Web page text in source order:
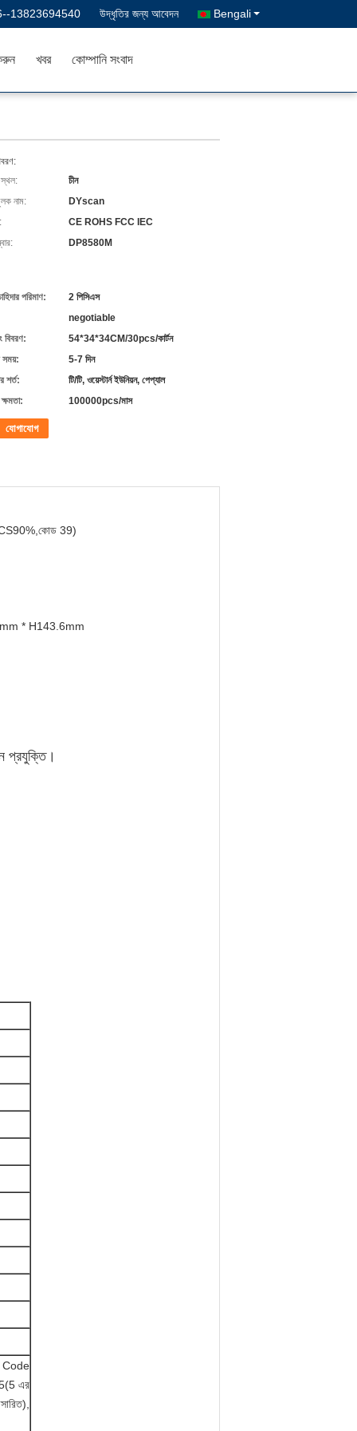
13823694540 উদ্ধৃতির জন্য আবেদন Bengali
খবর কোম্পানি সংবাদ
স্থল:
চীন
নাম:
DYscan
CE ROHS FCC IEC
DP8580M
পরিমাণ:
2 পিসিএস
negotiable
বিবরণ:
54*34*34CM/30pcs/কার্টন
সময়:
5-7 দিন
শর্ত:
টি/টি, ওয়েস্টার্ন ইউনিয়ন, পেপ্যাল
100000pcs/মাস
যোগাযোগ
39)
* H143.6mm
প্রযুক্তি।
এর